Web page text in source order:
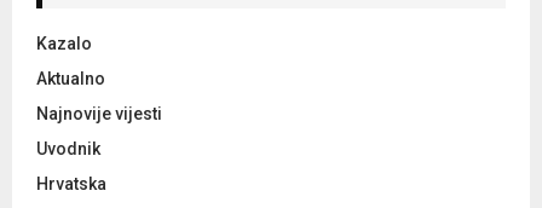
r
:
Kazalo
Aktualno
Najnovije vijesti
Uvodnik
Hrvatska